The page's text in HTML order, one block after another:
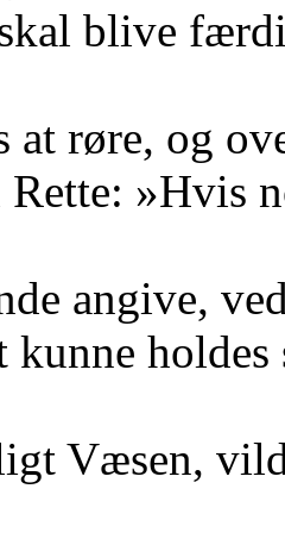
blive
at røre, og
Rette: »Hvis
angive,
kunne
Væsen,